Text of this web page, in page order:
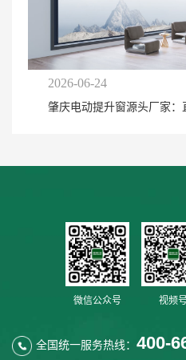
2026-06-24
肇庆电动提升窗源头厂家：
微信公众号 视频
全国统一服务热线： 400-